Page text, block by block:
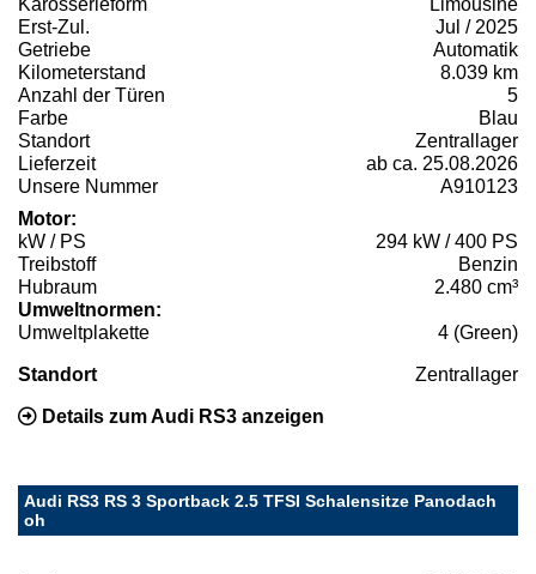
Karosserieform
Limousine
Erst-Zul.
Jul / 2025
Getriebe
Automatik
Kilometerstand
8.039 km
Anzahl der Türen
5
Farbe
Blau
Standort
Zentrallager
Lieferzeit
ab ca. 25.08.2026
Unsere Nummer
A910123
Motor:
kW / PS
294 kW / 400 PS
Treibstoff
Benzin
Hubraum
2.480 cm³
Umweltnormen:
Umweltplakette
4 (Green)
Standort Zentrallager
Details zum Audi RS3 anzeigen
Audi RS3 RS 3 Sportback 2.5 TFSI Schalensitze Panodach
oh